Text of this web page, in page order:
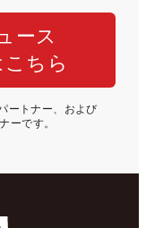
ース
ちら
ートナー、および
ーです。